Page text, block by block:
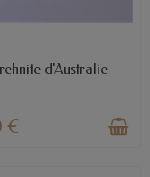
EN STOCK
d'Australie
€